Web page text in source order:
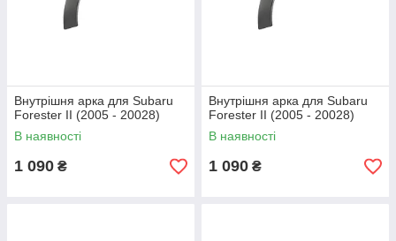
Внутрішня арка для Subaru
Forester II (2005 - 20028)
В наявності
1 090 ₴
Внутрішня арка для Subaru
Forester II (2005 - 20028)
В наявності
1 090 ₴